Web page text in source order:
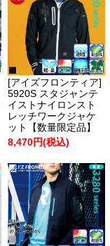
[アイズフロンティア]
5920S スタジャンテ
イストナイロンスト
レッチワークジャケ
ット【数量限定品】
8,470円(税込)